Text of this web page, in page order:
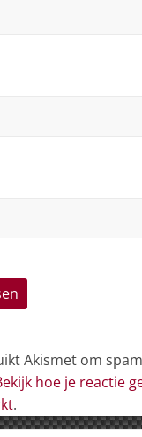
Akismet om
hoe je reactie
.